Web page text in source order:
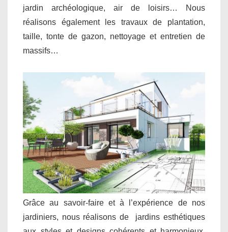
jardin archéologique, air de loisirs… Nous
réalisons également les travaux de plantation,
taille, tonte de gazon, nettoyage et entretien de
massifs…
Grâce au savoir-faire et à l’expérience de nos
jardiniers, nous réalisons de jardins esthétiques